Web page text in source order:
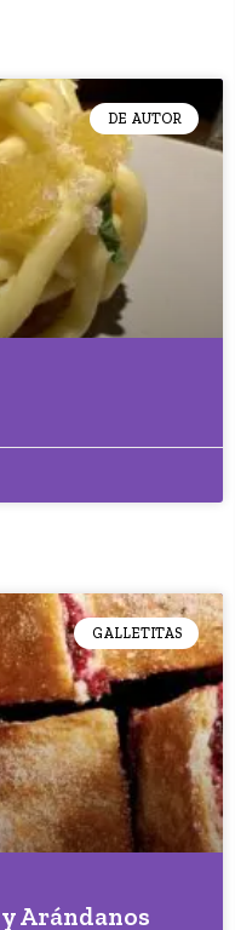
DE AUTOR
GALLETITAS
Arándanos